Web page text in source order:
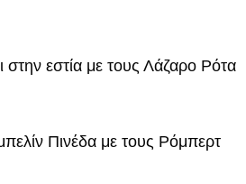
στην εστία με τους Λάζαρο Ρότα
Πινέδα με τους Ρόμπερτ